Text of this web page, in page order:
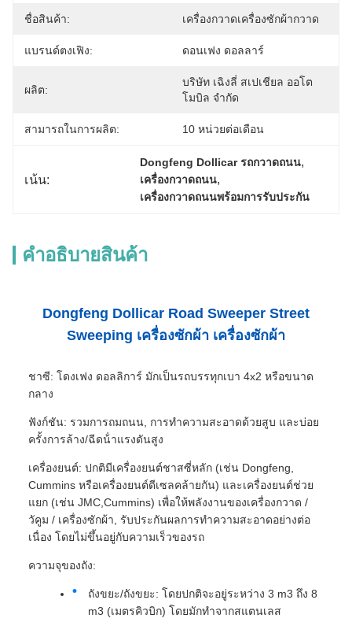
ชื่อสินค้า: เครื่องกวาดเครื่องซักผ้ากวาด
แบรนด์ตงเฟิง: ดอนเฟง ดอลลาร์
ผลิต:
บริษัท เฉิงลี่ สเปเชียล ออโต
โมบิล จำกัด
สามารถในการผลิต: 10 หน่วยต่อเดือน
เน้น:
Dongfeng Dollicar รถกวาดถนน,
เครื่องกวาดถนน,
เครื่องกวาดถนนพร้อมการรับประกัน
คําอธิบายสินค้า
Dongfeng Dollicar Road Sweeper Street
Sweeping เครื่องซักผ้า เครื่องซักผ้า
ชาซี: โดงเฟง ดอลลิการ์ มักเป็นรถบรรทุกเบา 4x2 หรือขนาด
กลาง
ฟังก์ชัน: รวมการถมถนน, การทําความสะอาดด้วยสูบ และบ่อย
ครั้งการล้าง/ฉีดน้ําแรงดันสูง
เครื่องยนต์: ปกติมีเครื่องยนต์ชาสซี่หลัก (เช่น Dongfeng,
Cummins หรือเครื่องยนต์ดีเซลคล้ายกัน) และเครื่องยนต์ช่วย
แยก (เช่น JMC,Cummins) เพื่อให้พลังงานของเครื่องกวาด /
วัคูม / เครื่องซักผ้า, รับประกันผลการทําความสะอาดอย่างต่อ
เนื่อง โดยไม่ขึ้นอยู่กับความเร็วของรถ
ความจุของถัง:
ถังขยะ/ถังขยะ: โดยปกติจะอยู่ระหว่าง 3 m3 ถึง 8
m3 (เมตรคิวบิก) โดยมักทําจากสแตนเลส